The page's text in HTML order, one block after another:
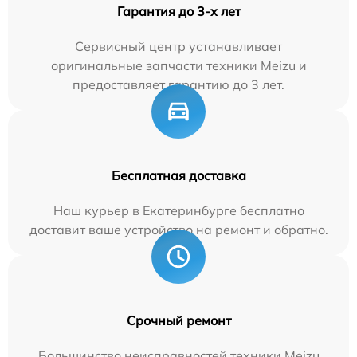
Гарантия до 3-х лет
Сервисный центр устанавливает
оригинальные запчасти техники Meizu и
предоставляет гарантию до 3 лет.
Бесплатная доставка
Наш курьер в Екатеринбурге бесплатно
доставит ваше устройство на ремонт и обратно.
Срочный ремонт